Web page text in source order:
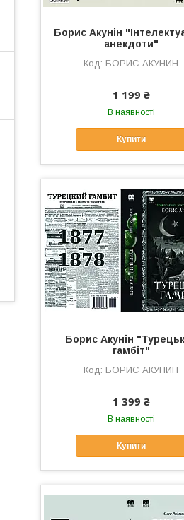
Борис Акунін
анекдоти"
БОРИС АКУНИН
1 199 ₴
В наявності
Купити
Борис Акунін
гамбіт"
БОРИС АКУНИН
1 399 ₴
В наявності
Купити